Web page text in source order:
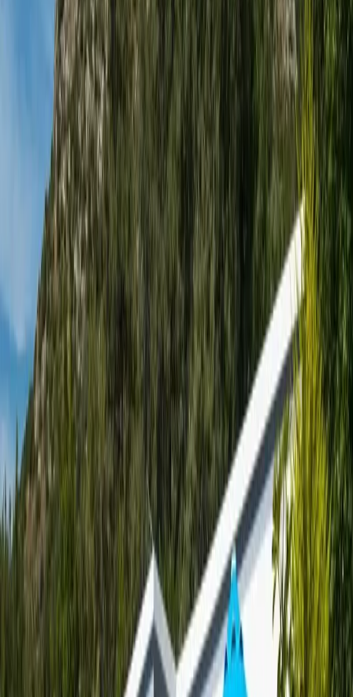
Yetişkin Sayısı
Çocuk Sayısı
AÇIKLAMA
ÖZELLİKLER
MESAFELER
FİYATLAR
TAKVİM
YORUMLAR
Villa Romeo | Kaş Üzümlü' de Kapalı
Havuzlu Balayı Villası
Balayı tatilinizi unutulmaz kılmak için doğa ile iç içe, huzur dolu bir
konaklama deneyimi mi arıyorsunuz? Villa Romeo, Kaş
Üzümlü’nün sakin atmosferinde, konfor ve mahremiyeti bir araya
getiren özel bir balayı villasıdır. Tek yatak odalı olup, 2 kişi
konaklama kapasitesine sahiptir. İç mekanları modern ve şık bir
dekorasyona sahiptir. Rahat bir uyku deneyimi sunan geniş yatak,
günün yorgunluğunu atmanıza yardımcı olur. Villamızın en dikkat
çekici özelliklerinden biri ise yatak odasının içinde bulunan kapalı
havuzdur. Bu özel havuz, her mevsim keyifle vakit geçirmenizi
sağlar.
Tam donanımlı mutfağı sayesinde dilediğiniz yemeği rahatlıkla
hazırlayabilirsiniz. Doğa manzarasına açılan geniş camlar, içeriye
ferah bir atmosfer kazandırırken, gün ışığının tadını çıkarmanızı
sağlar. Villamız, korunaklı yapısı sayesinde dışarıdan görünmeyecek
şekilde tasarlanmıştır, böylece özel anlarınızı gönül rahatlığıyla
yaşayabilirsiniz. Kaş Kalkan merkeze 9 km, plaja ise 10 km
mesafede yer alması sayesinde, hem doğanın hem de denizin keyfini
çıkarabileceğiniz bir konumda bulunur. En yakın market 1 km,
restoran ise 2 km uzaklıktadır.
Doğanın İçinde Huzurlu Bir Tatil
Deneyimi
Villamız, yemyeşil doğanın tam ortasında, gürültüden ve